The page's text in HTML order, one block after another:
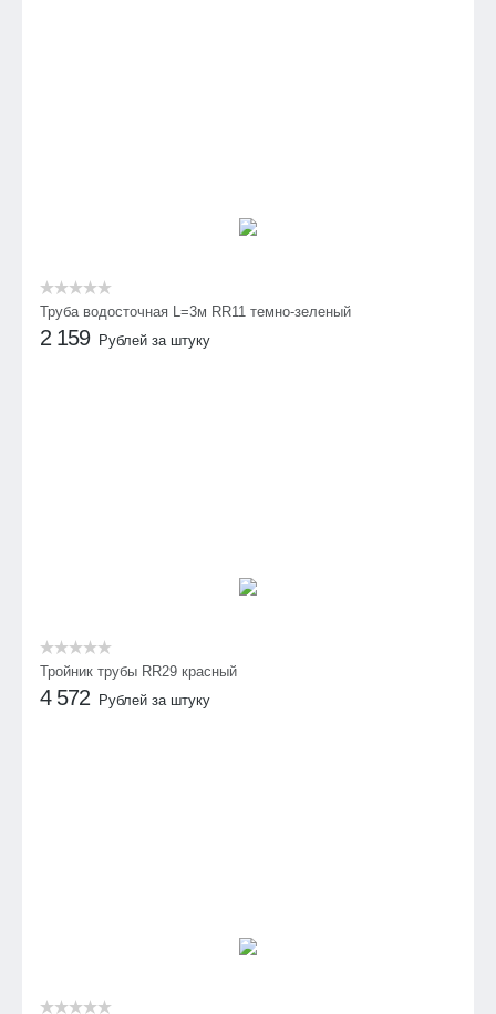
Труба водосточная L=3м RR11 темно-зеленый
2 159 Рублей за штуку
Тройник трубы RR29 красный
4 572 Рублей за штуку